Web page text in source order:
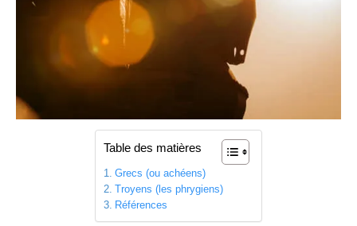
Table des matières
Grecs (ou achéens)
Troyens (les phrygiens)
Références